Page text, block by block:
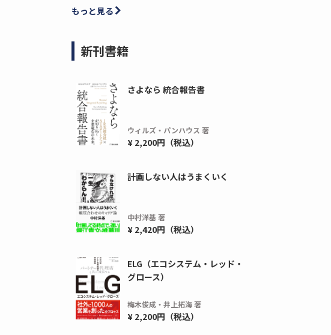
もっと見る
新刊書籍
さよなら 統合報告書
ウィルズ・パンハウス 著
¥ 2,200円（税込）
計画しない人はうまくいく
中村洋基 著
¥ 2,420円（税込）
ELG（エコシステム・レッド・
グロース）
梅木俊成・井上拓海 著
¥ 2,200円（税込）